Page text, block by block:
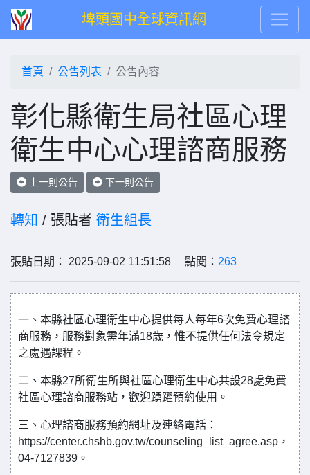
埤頭國中全球資訊網
首頁 公告列表 公告內容
彰化縣衛生局社區心理
衛生中心心理諮商服務
上一則公告 下一則公告
轉知 / 張貼者 衛生組長
張貼日期： 2025-09-02 11:51:58 點閱： 263
一、本縣社區心理衛生中心提供每人每年6次免費心理諮
商服務，服務對象需年滿18歲，惟不提供任何法令規定
之處遇課程。
二、本縣27所衛生所與社區心理衛生中心共設28處免費
社區心理諮商服務站，歡迎踴躍預約使用。
三、心理諮商服務預約網址及連絡電話：
https://center.chshb.gov.tw/counseling_list_agree.asp，
04-7127839。